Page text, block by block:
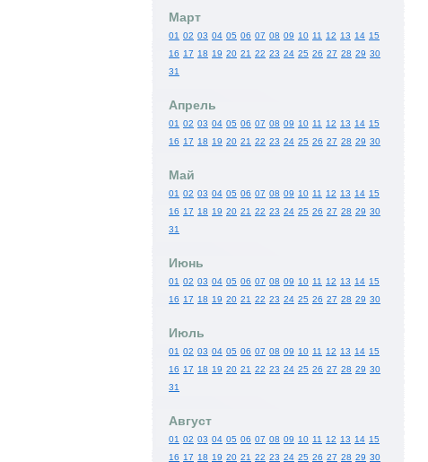
Март
01 02 03 04 05 06 07 08 09 10 11 12 13 14 15
16 17 18 19 20 21 22 23 24 25 26 27 28 29 30
31
Апрель
01 02 03 04 05 06 07 08 09 10 11 12 13 14 15
16 17 18 19 20 21 22 23 24 25 26 27 28 29 30
Май
01 02 03 04 05 06 07 08 09 10 11 12 13 14 15
16 17 18 19 20 21 22 23 24 25 26 27 28 29 30
31
Июнь
01 02 03 04 05 06 07 08 09 10 11 12 13 14 15
16 17 18 19 20 21 22 23 24 25 26 27 28 29 30
Июль
01 02 03 04 05 06 07 08 09 10 11 12 13 14 15
16 17 18 19 20 21 22 23 24 25 26 27 28 29 30
31
Август
01 02 03 04 05 06 07 08 09 10 11 12 13 14 15
16 17 18 19 20 21 22 23 24 25 26 27 28 29 30